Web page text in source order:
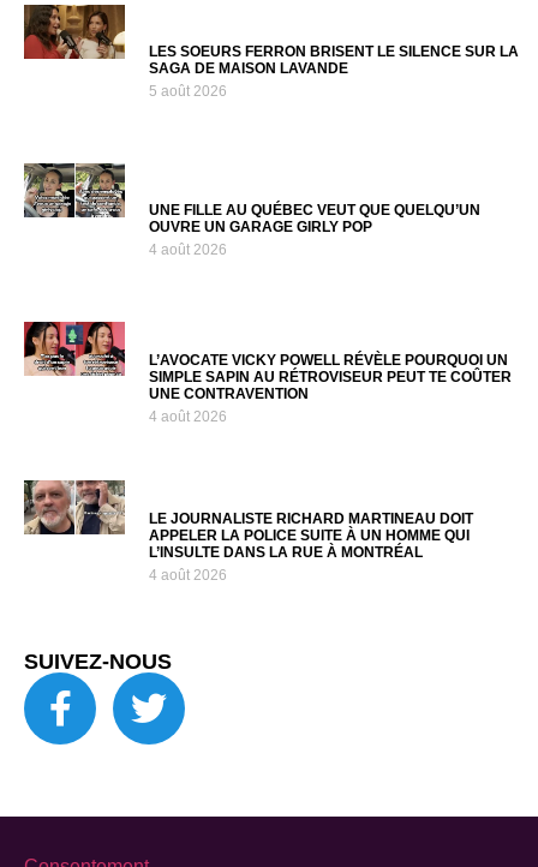
LES SOEURS FERRON BRISENT LE SILENCE SUR LA
SAGA DE MAISON LAVANDE
5 août 2026
UNE FILLE AU QUÉBEC VEUT QUE QUELQU’UN
OUVRE UN GARAGE GIRLY POP
4 août 2026
L’AVOCATE VICKY POWELL RÉVÈLE POURQUOI UN
SIMPLE SAPIN AU RÉTROVISEUR PEUT TE COÛTER
UNE CONTRAVENTION
4 août 2026
LE JOURNALISTE RICHARD MARTINEAU DOIT
APPELER LA POLICE SUITE À UN HOMME QUI
L’INSULTE DANS LA RUE À MONTRÉAL
4 août 2026
SUIVEZ-NOUS